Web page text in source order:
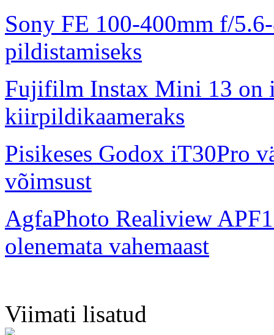
Sony FE 100-400mm f/
pildistamiseks
Fujifilm Instax Mini 13 on
kiirpildikaameraks
Pisikeses Godox iT30Pro
võimsust
AgfaPhoto Realiview
olenemata vahemaast
Viimati lisatud